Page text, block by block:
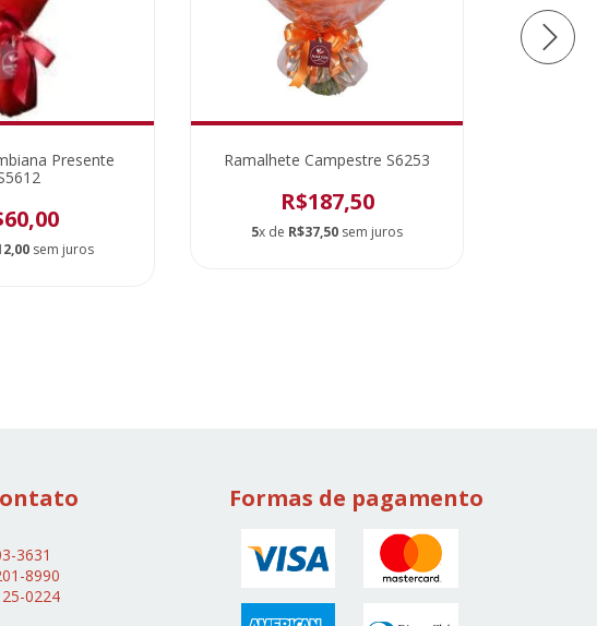
Presente
sem juros
Ramalhete Campestre S6253
R$187,50
5x de R$37,50 sem juros
3631
8990
0224
Formas de pagamento